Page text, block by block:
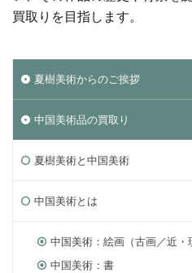
買取りを目指します。
夏樹美術からのご挨拶
中国美術品の買取り
夏樹美術と中国美術
中国美術とは
中国美術：絵画（古画／近・
中国美術：書